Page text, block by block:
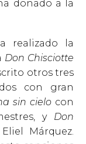
donado a la
realizado la
Don Chisciotte
otros tres
con gran
sin cielocon
y Don
Márquez.